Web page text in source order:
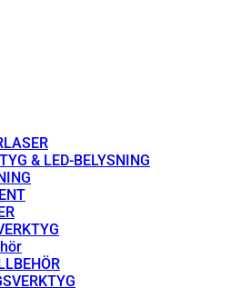
& LED-BELYSNING